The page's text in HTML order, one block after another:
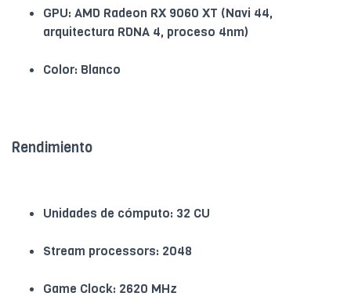
GPU: AMD Radeon RX 9060 XT (Navi 44,
arquitectura RDNA 4, proceso 4nm)
Color: Blanco
Rendimiento
Unidades de cómputo: 32 CU
Stream processors: 2048
Game Clock: 2620 MHz